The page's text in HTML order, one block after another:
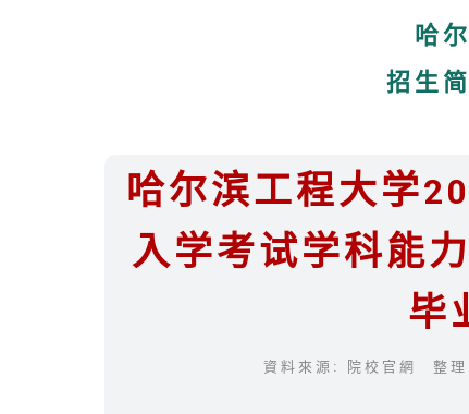
哈
招生
哈尔滨工程大学
入学考试学科能
毕
資料來源: 院校官網 整